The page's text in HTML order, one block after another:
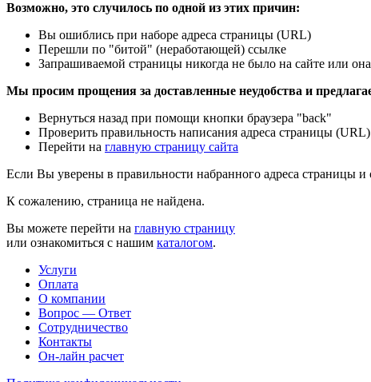
Возможно, это случилось по одной из этих причин:
Вы ошиблись при наборе адреса страницы (URL)
Перешли по "битой" (неработающей) ссылке
Запрашиваемой страницы никогда не было на сайте или
Мы просим прощения за доставленные неудобства и
Вернуться назад при помощи кнопки браузера "back"
Проверить правильность написания адреса страницы (URL)
Перейти на главную страницу сайта
Если Вы уверены в правильности набранного адреса страницы
К сожалению, страница не найдена.
Вы можете перейти на главную страницу
или ознакомиться с нашим каталогом.
Услуги
Оплата
О компании
Вопрос — Ответ
Сотрудничество
Контакты
Он-лайн расчет